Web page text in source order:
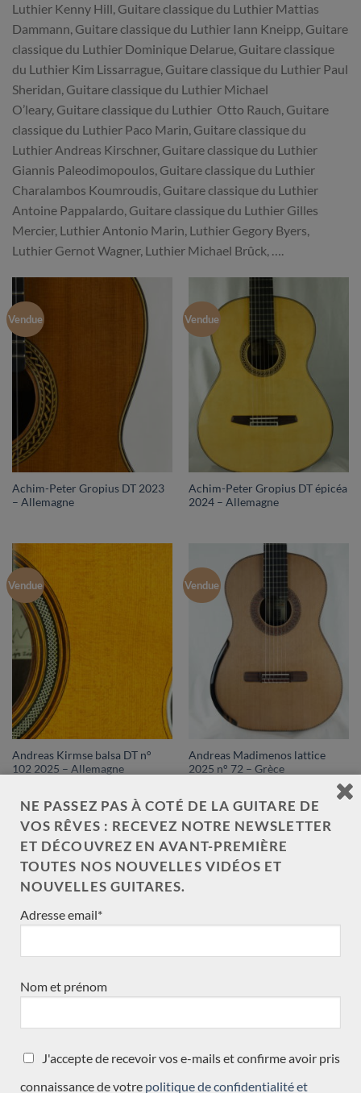
Luthier Kenny Hill, Guitare classique du Luthier Mattias
Dammann, Guitare classique du Luthier Iann Kneipp, Guitare
classique du Luthier Dominique Delarue, Guitare classique
du Luthier Kim Lissarrague, Guitare classique du Luthier Paul
Sheridan, Guitare classique du Luthier Michael
O’leary, Guitare classique du Luthier Otto Rauch, Guitare
classique du Luthier Paco Marin, Guitare classique du
Luthier Andreas Kirschner, Guitare classique du Luthier
Giannis Paleodimopoulos, Guitare classique du Luthier
Charalambos Koumroudis, Guitare classique du Luthier
Antoine Pappalardo, Guitare classique du Luthier Gilles
Mercier, Luthier Antonio Marin, Luthier Gegory Byers,
Luthier Gernot Wagner, Luthier Michael Brûck, ….
Vendue
Achim-Peter Gropius DT 2023
– Allemagne
Vendue
Achim-Peter Gropius DT épicéa
2024 – Allemagne
Vendue
Andreas Kirmse balsa DT n°
102 2025 – Allemagne
Vendue
Andreas Madimenos lattice
2025 n° 72 – Grèce
Vendue Vendue
NE PASSEZ PAS À COTÉ DE LA GUITARE DE
VOS RÊVES : RECEVEZ NOTRE NEWSLETTER
ET DÉCOUVREZ EN AVANT-PREMIÈRE
TOUTES NOS NOUVELLES VIDÉOS ET
NOUVELLES GUITARES.
Adresse email*
Nom et prénom
J'accepte de recevoir vos e-mails et confirme avoir pris
connaissance de votre politique de confidentialité et